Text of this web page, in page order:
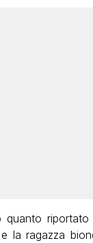
quanto
e la ragazza